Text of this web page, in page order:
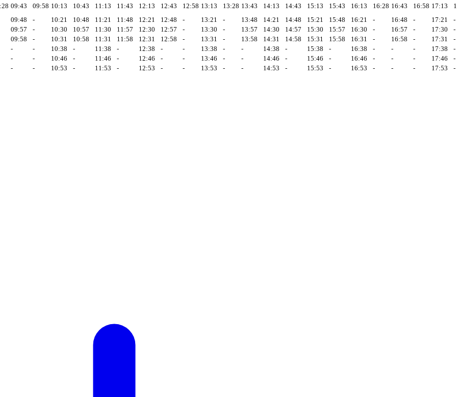
09:43 09:58 10:13 10:43 11:13 11:43 12:13 12:43 12:58 13:13 13:28 13:43 14:13 14:43 15:13 15:43 16:13 16:28 16:43 16:58 17:13
09:48 - 10:21 10:48 11:21 11:48 12:21 12:48 - 13:21 - 13:48 14:21 14:48 15:21 15:48 16:21 - 16:48 - 17:21
-
09:57 - 10:30 10:57 11:30 11:57 12:30 12:57 - 13:30 - 13:57 14:30 14:57 15:30 15:57 16:30 - 16:57 - 17:30
-
09:58 - 10:31 10:58 11:31 11:58 12:31 12:58 - 13:31 - 13:58 14:31 14:58 15:31 15:58 16:31 - 16:58 - 17:31
-
- - 10:38 - 11:38 - 12:38 - - 13:38 - - 14:38 - 15:38 - 16:38 - - - 17:38
-
- - 10:46 - 11:46 - 12:46 - - 13:46 - - 14:46 - 15:46 - 16:46 - - - 17:46
-
- - 10:53 - 11:53 - 12:53 - - 13:53 - - 14:53 - 15:53 - 16:53 - - - 17:53 -